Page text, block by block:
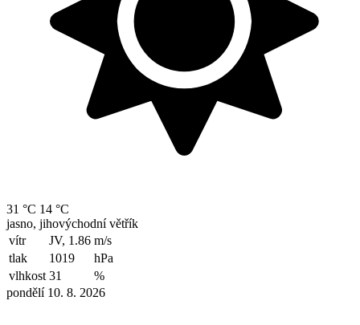
31 °C 14 °C
jasno, jihovýchodní větřík
vítr
JV, 1.86 m/s
tlak
1019
hPa
vlhkost 31
%
pondělí 10. 8. 2026